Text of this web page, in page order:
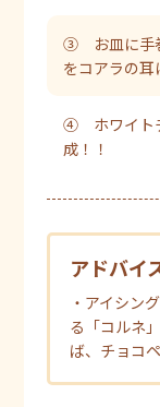
③ お皿に手
をコアラの耳
④ ホワイト
成！！
アドバイ
・アイシン
る「コルネ
ば、チョコ